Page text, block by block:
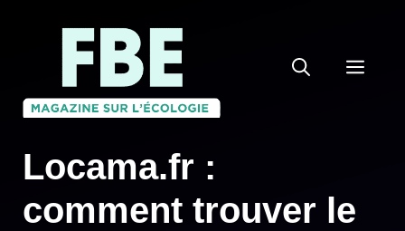
Locama.fr :
comment trouver le